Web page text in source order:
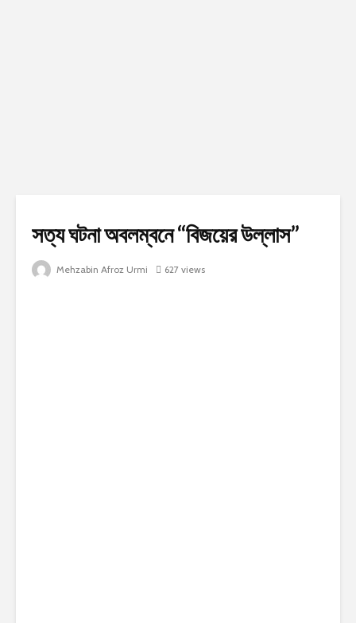
সত্য ঘটনা অবলম্বনে “বিজয়ের উল্লাস”
Mehzabin Afroz Urmi 627 views